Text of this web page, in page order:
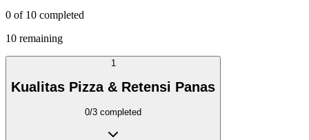
0 of 10 completed
10 remaining
1
Kualitas Pizza & Retensi Panas
0/3 completed